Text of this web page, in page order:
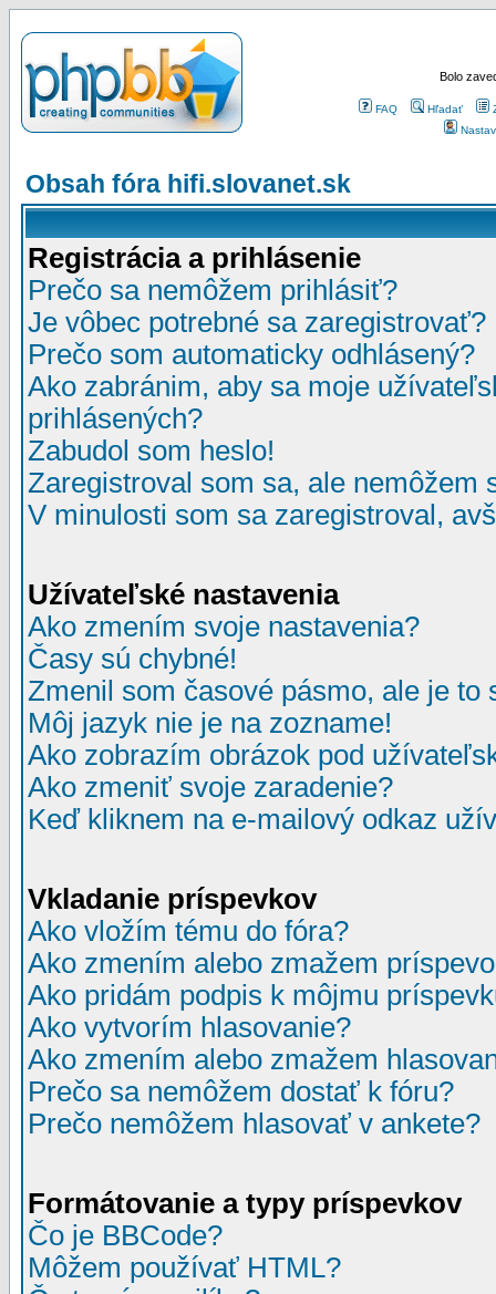
Bolo
FAQ Hľadať
Obsah fóra hifi.slovanet.sk
Registrácia a prihlásenie
Prečo sa nemôžem prihlásiť?
Je vôbec potrebné sa zaregistrovať?
Prečo som automaticky odhlásený?
Ako zabránim, aby sa moje
prihlásených?
Zabudol som heslo!
Zaregistroval som sa, ale nemôžem
V minulosti som sa zaregistroval,
Užívateľské nastavenia
Ako zmením svoje nastavenia?
Časy sú chybné!
Zmenil som časové pásmo, ale je to
Môj jazyk nie je na zozname!
Ako zobrazím obrázok pod
Ako zmeniť svoje zaradenie?
Keď kliknem na e-mailový odkaz
Vkladanie príspevkov
Ako vložím tému do fóra?
Ako zmením alebo zmažem
Ako pridám podpis k môjmu
Ako vytvorím hlasovanie?
Ako zmením alebo zmažem
Prečo sa nemôžem dostať k fóru?
Prečo nemôžem hlasovať v ankete?
Formátovanie a typy príspevkov
Čo je BBCode?
Môžem používať HTML?